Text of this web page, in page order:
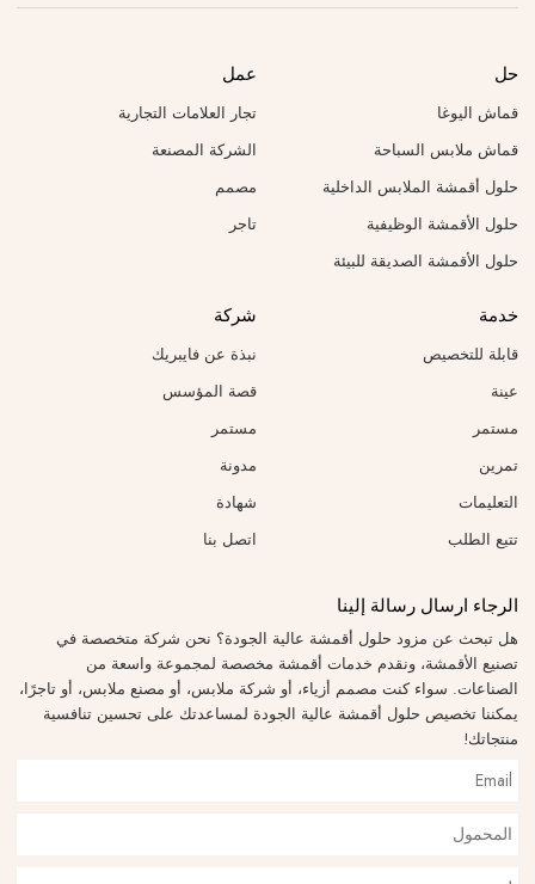
حل
قماش اليوغا
قماش ملابس السباحة
حلول أقمشة الملابس الداخلية
حلول الأقمشة الوظيفية
حلول الأقمشة الصديقة للبيئة
عمل
تجار العلامات التجارية
الشركة المصنعة
مصمم
تاجر
خدمة
قابلة للتخصيص
عينة
مستمر
تمرين
التعليمات
تتبع الطلب
شركة
نبذة عن فايبريك
قصة المؤسس
مستمر
مدونة
شهادة
اتصل بنا
الرجاء ارسال رسالة إلينا
هل تبحث عن مزود حلول أقمشة عالية الجودة؟ نحن شركة متخصصة في
تصنيع الأقمشة، ونقدم خدمات أقمشة مخصصة لمجموعة واسعة من
الصناعات. سواء كنت مصمم أزياء، أو شركة ملابس، أو مصنع ملابس، أو تاجرًا،
يمكننا تخصيص حلول أقمشة عالية الجودة لمساعدتك على تحسين تنافسية
منتجاتك!